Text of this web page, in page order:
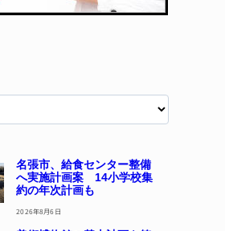
名張市、給食センター整備
へ実施計画案 14小学校集
約の年次計画も
2026年8月6日